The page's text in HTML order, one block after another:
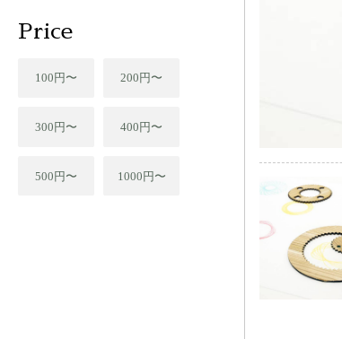
Price
100円〜 200円〜
300円〜 400円〜
500円〜 1000円〜